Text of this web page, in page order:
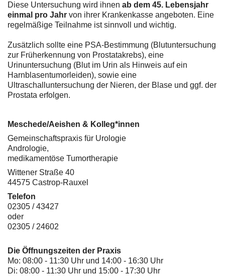
Diese Untersuchung wird ihnen ab dem 45. Lebensjahr
einmal pro Jahr von ihrer Krankenkasse angeboten. Eine
regelmäßige Teilnahme ist sinnvoll und wichtig.
Zusätzlich sollte eine PSA-Bestimmung (Blutuntersuchung
zur Früherkennung von Prostatakrebs), eine
Urinuntersuchung (Blut im Urin als Hinweis auf ein
Harnblasentumorleiden), sowie eine
Ultraschalluntersuchung der Nieren, der Blase und ggf. der
Prostata erfolgen.
Meschede/Aeishen & Kolleg*innen
Gemeinschaftspraxis für Urologie
Andrologie,
medikamentöse Tumortherapie
Wittener Straße 40
44575 Castrop-Rauxel
Telefon
02305 / 43427
oder
02305 / 24602
Die Öffnungszeiten der Praxis
Mo: 08:00 - 11:30 Uhr und 14:00 - 16:30 Uhr
Di: 08:00 - 11:30 Uhr und 15:00 - 17:30 Uhr